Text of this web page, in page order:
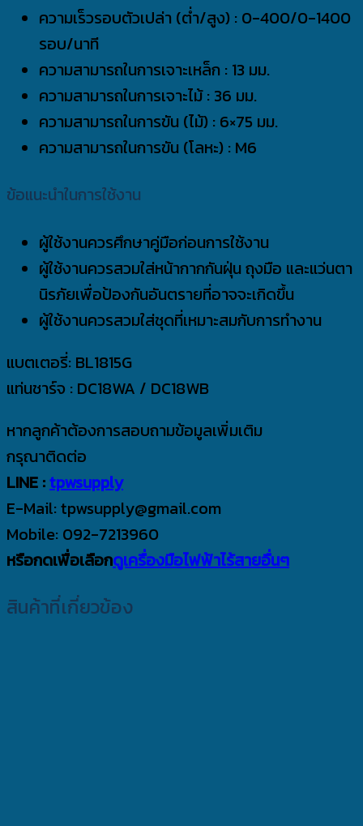
ความเร็วรอบตัวเปล่า (ต่ำ/สูง) : 0-400/0-1400
รอบ/นาที
ความสามารถในการเจาะเหล็ก : 13 มม.
ความสามารถในการเจาะไม้ : 36 มม.
ความสามารถในการขัน (ไม้) : 6×75 มม.
ความสามารถในการขัน (โลหะ) : M6
ข้อแนะนำในการใช้งาน
ผู้ใช้งานควรศึกษาคู่มือก่อนการใช้งาน
ผู้ใช้งานควรสวมใส่หน้ากากกันฝุ่น ถุงมือ และแว่นตา
นิรภัยเพื่อป้องกันอันตรายที่อาจจะเกิดขึ้น
ผู้ใช้งานควรสวมใส่ชุดที่เหมาะสมกับการทำงาน
แบตเตอรี่: BL1815G
แท่นชาร์จ : DC18WA / DC18WB
หากลูกค้าต้องการสอบถามข้อมูลเพิ่มเติม
กรุณาติดต่อ
LINE :tpwsupply
E-Mail: tpwsupply@gmail.com
Mobile: 092-7213960
หรือกดเพื่อเลือกดูเครื่องมือไฟฟ้าไร้สายอื่นๆ
สินค้าที่เกี่ยวข้อง